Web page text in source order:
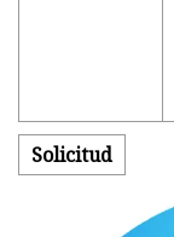
Solicitud